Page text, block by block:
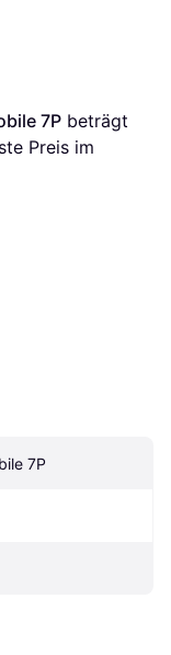
7P beträgt
Preis im
7P